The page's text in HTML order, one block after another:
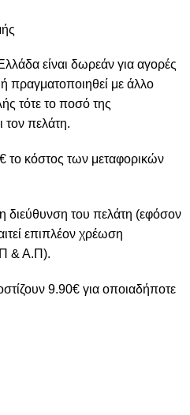
είναι δωρεάν για αγορές
με άλλο
τότε το ποσό της
τον πελάτη.
το κόστος των μεταφορικών
διεύθυνση του πελάτη (εφόσον
επιπλέον χρέωση
& Α.Π).
9.90€ για οποιαδήποτε